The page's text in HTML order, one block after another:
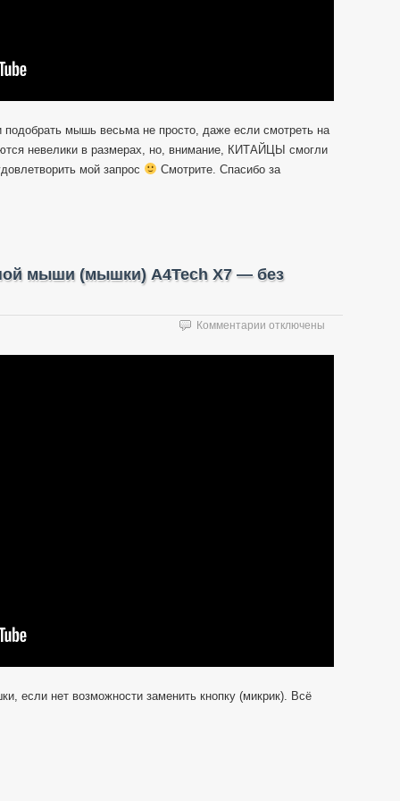
мышь весьма не просто, даже если смотреть на
невелики в размерах, но, внимание, КИТАЙЦЫ смогли
мой запрос
Смотрите. Спасибо за
мыши (мышки) A4Tech X7 — без
Комментарии к
Ремонт
отключены
если нет возможности заменить кнопку (микрик). Всё